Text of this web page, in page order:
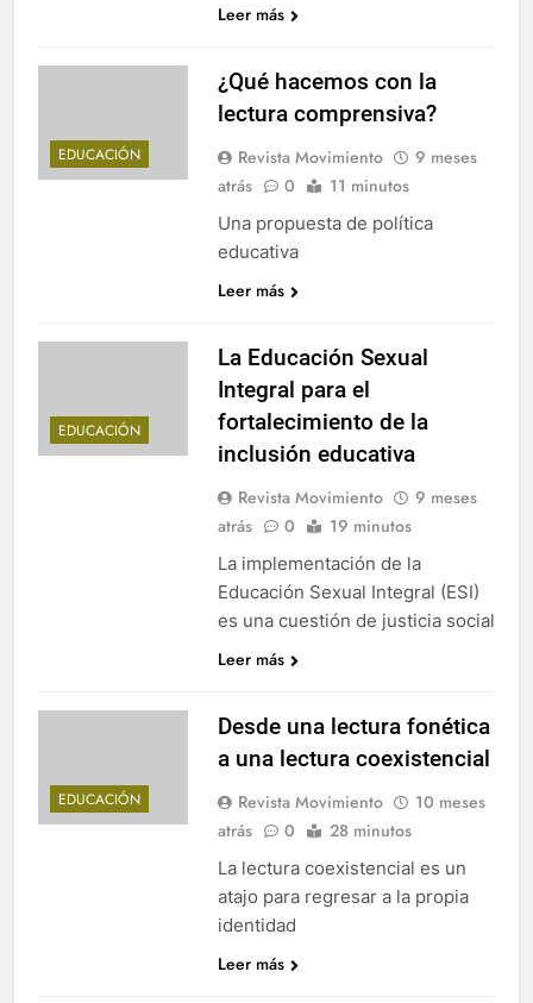
Leer más
EDUCACIÓN
¿Qué hacemos con la
lectura comprensiva?
Revista Movimiento
9 meses
atrás
0 11 minutos
Una propuesta de política
educativa
Leer más
EDUCACIÓN
La Educación Sexual
Integral para el
fortalecimiento de la
inclusión educativa
Revista Movimiento
9 meses
atrás
0 19 minutos
La implementación de la
Educación Sexual Integral (ESI)
es una cuestión de justicia social
Leer más
EDUCACIÓN
Desde una lectura fonética
a una lectura coexistencial
Revista Movimiento
10 meses
atrás
0 28 minutos
La lectura coexistencial es un
atajo para regresar a la propia
identidad
Leer más